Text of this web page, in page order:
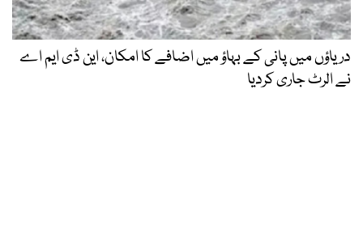
دریاؤں میں پانی کے بہاؤ میں اضافے کا امکان، این ڈی ایم اے
نے الرٹ جاری کردیا